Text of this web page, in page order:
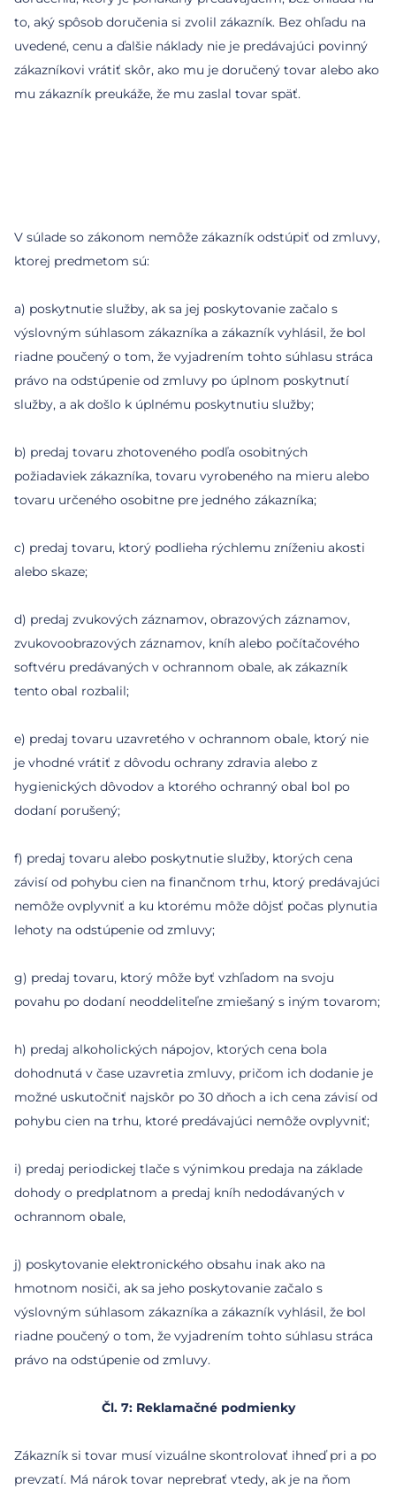
to, aký spôsob doručenia si zvolil zákazník. Bez ohľadu na
uvedené, cenu a ďalšie náklady nie je predávajúci povinný
zákazníkovi vrátiť skôr, ako mu je doručený tovar alebo ako
mu zákazník preukáže, že mu zaslal tovar späť.
V súlade so zákonom nemôže zákazník odstúpiť od zmluvy,
ktorej predmetom sú:
a) poskytnutie služby, ak sa jej poskytovanie začalo s
výslovným súhlasom zákazníka a zákazník vyhlásil, že bol
riadne poučený o tom, že vyjadrením tohto súhlasu stráca
právo na odstúpenie od zmluvy po úplnom poskytnutí
služby, a ak došlo k úplnému poskytnutiu služby;
b) predaj tovaru zhotoveného podľa osobitných
požiadaviek zákazníka, tovaru vyrobeného na mieru alebo
tovaru určeného osobitne pre jedného zákazníka;
c) predaj tovaru, ktorý podlieha rýchlemu zníženiu akosti
alebo skaze;
d) predaj zvukových záznamov, obrazových záznamov,
zvukovoobrazových záznamov, kníh alebo počítačového
softvéru predávaných v ochrannom obale, ak zákazník
tento obal rozbalil;
e) predaj tovaru uzavretého v ochrannom obale, ktorý nie
je vhodné vrátiť z dôvodu ochrany zdravia alebo z
hygienických dôvodov a ktorého ochranný obal bol po
dodaní porušený;
f) predaj tovaru alebo poskytnutie služby, ktorých cena
závisí od pohybu cien na finančnom trhu, ktorý predávajúci
nemôže ovplyvniť a ku ktorému môže dôjsť počas plynutia
lehoty na odstúpenie od zmluvy;
g) predaj tovaru, ktorý môže byť vzhľadom na svoju
povahu po dodaní neoddeliteľne zmiešaný s iným tovarom;
h) predaj alkoholických nápojov, ktorých cena bola
dohodnutá v čase uzavretia zmluvy, pričom ich dodanie je
možné uskutočniť najskôr po 30 dňoch a ich cena závisí od
pohybu cien na trhu, ktoré predávajúci nemôže ovplyvniť;
i) predaj periodickej tlače s výnimkou predaja na základe
dohody o predplatnom a predaj kníh nedodávaných v
ochrannom obale,
j) poskytovanie elektronického obsahu inak ako na
hmotnom nosiči, ak sa jeho poskytovanie začalo s
výslovným súhlasom zákazníka a zákazník vyhlásil, že bol
riadne poučený o tom, že vyjadrením tohto súhlasu stráca
Čl. 7: Reklamačné podmienky
Zákazník si tovar musí vizuálne skontrolovať ihneď pri a po
prevzatí. Má nárok tovar neprebrať vtedy, ak je na ňom